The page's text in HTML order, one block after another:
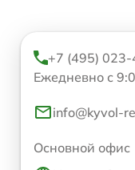
+7 (495)
Ежедневно с
info@kyvol-
Основной офис